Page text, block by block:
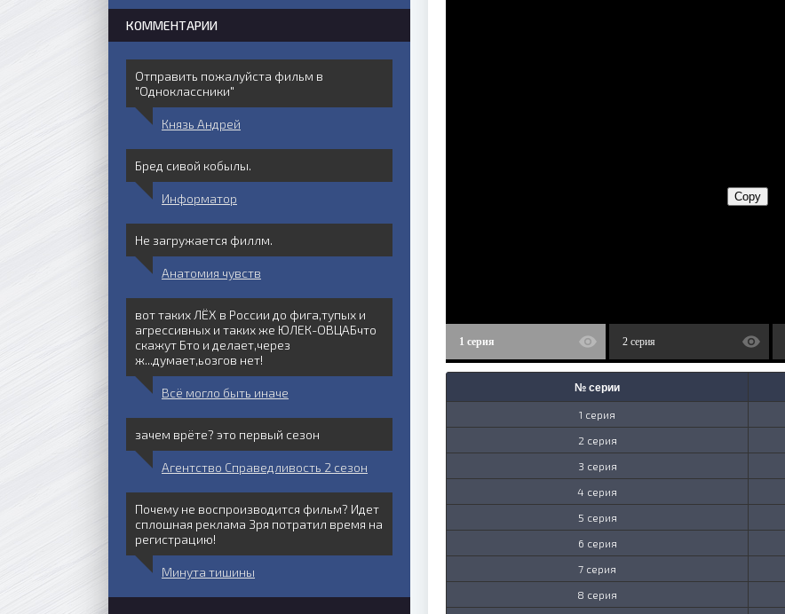
1 серия 2 серия
№ серии
1 серия
2 серия
3 серия
4 серия
5 серия
6 серия
7 серия
8 серия
КОММЕНТАРИИ
Отправить пожалуйста фильм в
"Одноклассники"
Князь Андрей
Бред сивой кобылы.
Информатор
Не загружается филлм.
Анатомия чувств
вот таких ЛЁХ в России до фига,тупых и
агрессивных и таких же ЮЛЕК-ОВЦАБчто
скажут Бто и делает,через
ж...думает,ьозгов нет!
Всё могло быть иначе
зачем врёте? это первый сезон
Агентство Справедливость 2 сезон
Почему не воспроизводится фильм? Идет
сплошная реклама Зря потратил время на
регистрацию!
Минута тишины